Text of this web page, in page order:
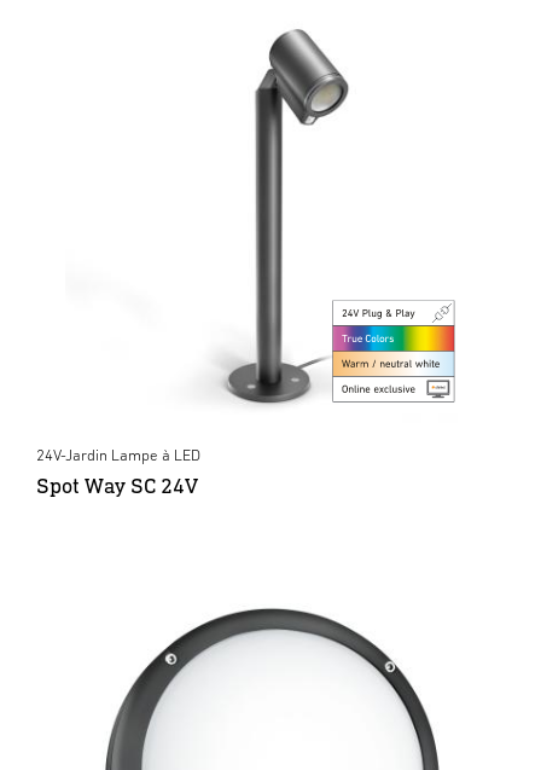
24V-Jardin Lampe à LED
Spot Way SC 24V